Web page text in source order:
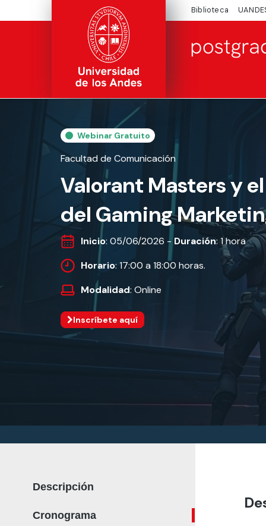
Biblioteca
Webinar Gratuito
Facultad de Comunicación
Valorant Masters y
del Gaming
Inicio: 05/06/2026 - Duración: 1 hora
Horario: 17:00 a 18:00 horas.
Modalidad: Online
Inscríbete aquí
Descripción
Cronograma